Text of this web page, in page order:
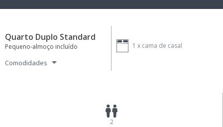
Quarto Duplo Standard
Pequeno-almoço incluído
Comodidades
1 x cama de casal
2